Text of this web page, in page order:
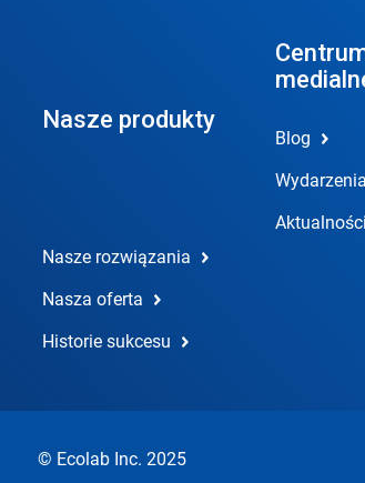
Nasze produkty
Nasze rozwiązania
Nasza oferta
Historie sukcesu
Blog
Wydarzenia
Aktualności
© Ecolab Inc. 2025